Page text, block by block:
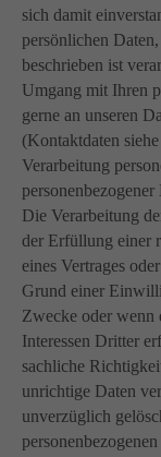
sich damit
persönlichen
beschrieben ist
Umgang mit Ihren
gerne an unseren
(Kontaktdaten
Verarbeitung
Die Verarbeitung
der Erfüllung einer
eines Vertrages
Grund einer
Zwecke oder wenn
Interessen Dritter
sachliche
unrichtige Daten
unverzüglich